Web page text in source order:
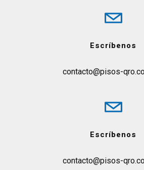
Escríbenos
contacto@pisos-
Escríbenos
contacto@pisos-